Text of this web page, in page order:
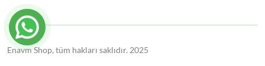
Enavm Shop, tüm hakları saklıdır. 2025